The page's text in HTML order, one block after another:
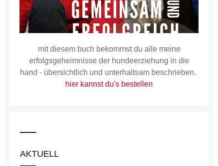
mit diesem buch bekommst du alle meine
erfolgsgeheimnisse der hundeerziehung in die
hand - übersichtlich und unterhaltsam beschrieben.
hier kannst du's bestellen
AKTUELL